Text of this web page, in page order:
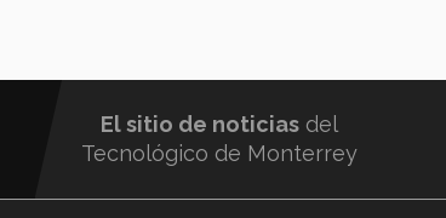
El sitio de noticias del
Tecnológico de Monterrey